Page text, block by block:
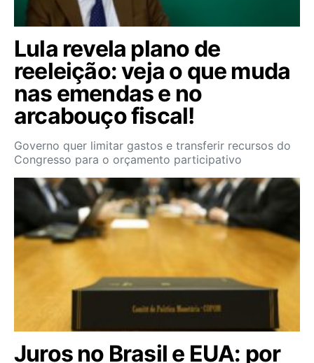
Lula revela plano de
reeleição: veja o que muda
nas emendas e no
arcabouço fiscal!
Governo quer limitar gastos e transferir recursos do
Congresso para o orçamento participativo
Juros no Brasil e EUA: por